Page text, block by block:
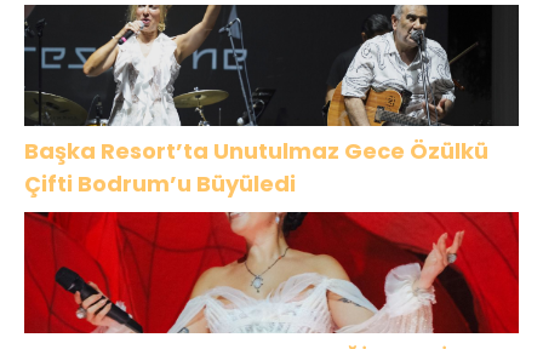
Başka Resort’ta Unutulmaz Gece Özülkü
Çifti Bodrum’u Büyüledi